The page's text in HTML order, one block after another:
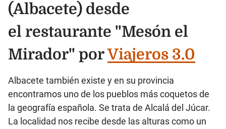
(Albacete) desde
el restaurante "Mesón el
Mirador" porViajeros 3.0
Albacete también existe y en su provincia
encontramos uno de los pueblos más coquetos de
la geografía española. Se trata de Alcalá del Júcar.
La localidad nos recibe desde las alturas como un